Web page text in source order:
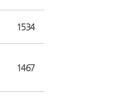
1534
1467